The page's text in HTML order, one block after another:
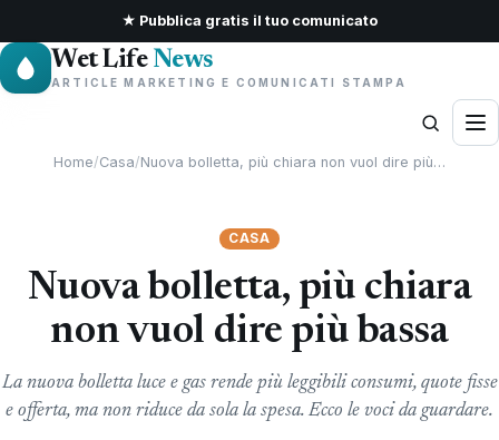
★ Pubblica gratis il tuo comunicato
Wet Life News
ARTICLE MARKETING E COMUNICATI STAMPA
Home/Casa/Nuova bolletta, più chiara non vuol dire più…
CASA
Nuova bolletta, più chiara
non vuol dire più bassa
La nuova bolletta luce e gas rende più leggibili consumi, quote fisse
e offerta, ma non riduce da sola la spesa. Ecco le voci da guardare.